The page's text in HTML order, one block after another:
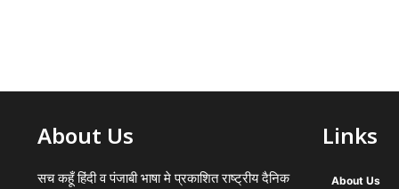
About Us
सच कहूँ हिंदी व पंजाबी भाषा मे प्रकाशित राष्ट्रीय दैनिक
Links
About Us